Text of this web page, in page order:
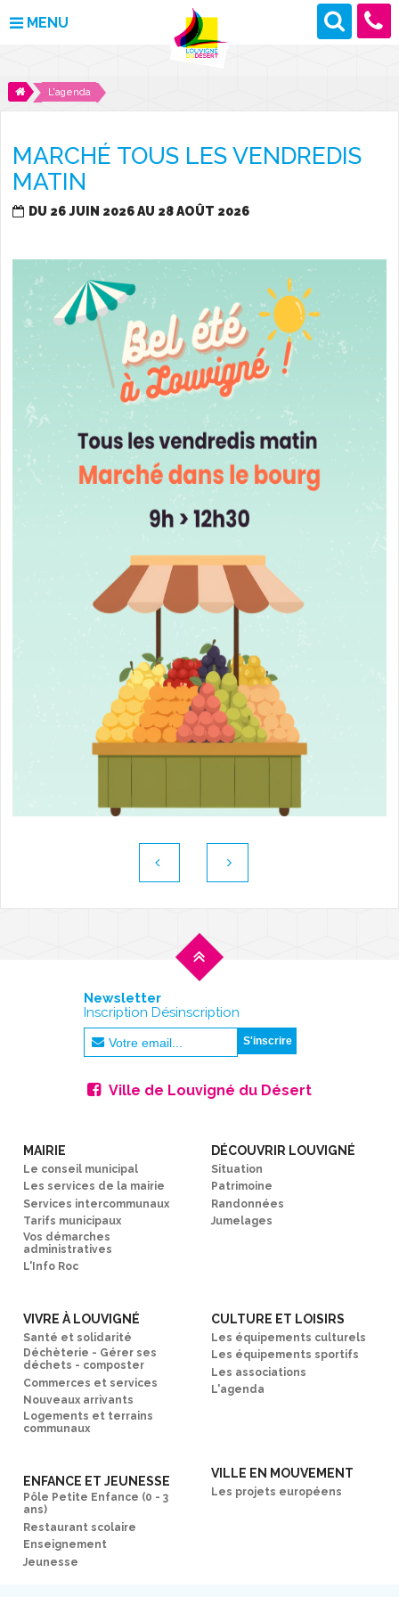
MENU
MAIRIE
DÉCOUVRIR LOUVIGNÉ
CULTURE ET LOISIRS
DES PROJETS POUR DEMAIN
CONTACT
ACTUALITÉS
L'AGENDA
L'agenda
MARCHÉ TOUS LES VENDREDIS
MATIN
DU 26 JUIN 2026 AU 28 AOÛT 2026
Newsletter
Inscription Désinscription
Ville de Louvigné du Désert
MAIRIE
Le conseil municipal
Les services de la mairie
Services intercommunaux
Tarifs municipaux
Vos démarches
administratives
L'Info Roc
DÉCOUVRIR LOUVIGNÉ
Situation
Patrimoine
Randonnées
Jumelages
VIVRE À LOUVIGNÉ
Santé et solidarité
Déchèterie - Gérer ses
déchets - composter
Commerces et services
Nouveaux arrivants
Logements et terrains
communaux
CULTURE ET LOISIRS
Les équipements culturels
Les équipements sportifs
Les associations
L'agenda
ENFANCE ET JEUNESSE
Pôle Petite Enfance (0 - 3
ans)
Restaurant scolaire
Enseignement
Jeunesse
VILLE EN MOUVEMENT
Les projets européens